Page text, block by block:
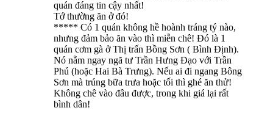
quán đáng tin cậy nhất!
Tớ thường ăn ở đó!
***** Có 1 quán không hề hoành tráng tý nào,
nhưng đảm bảo ăn vào thì miễn chê! Đó là 1
quán cơm gà ở Thị trấn Bồng Sơn ( Bình Định).
Nó nằm ngay ngã tư Trần Hưng Đạo với Trần
Phú (hoặc Hai Bà Trưng). Nếu ai đi ngang Bông
Sơn mà trúng bữa trưa hoặc tối thì ghé ăn thử!
Không chê vào đâu được, trong khi giá lại rất
bình dân!